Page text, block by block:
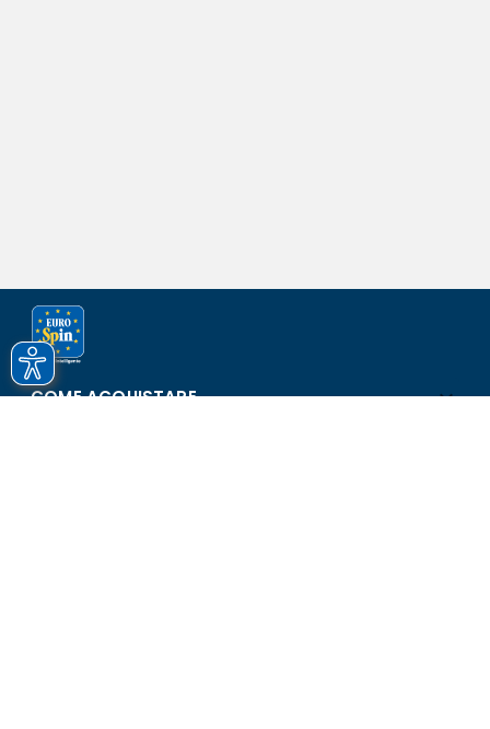
COME ACQUISTARE